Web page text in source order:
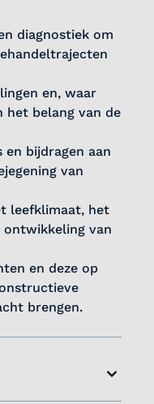
diagnostiek om
en, waar
het belang van de
en bijdragen aan
van
leefklimaat, het
ontwikkeling van
en deze op
brengen.